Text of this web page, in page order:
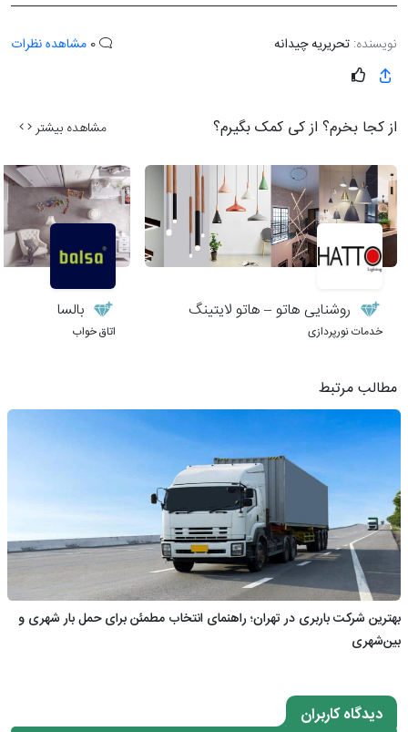
نویسنده: تحریریه چیدانه مشاهده نظرات
از کجا بخرم؟ از کی کمک بگیرم؟ مشاهده بیشتر
روشنایی هاتو – هاتو لایتینگ
خدمات نورپردازی
بالسا
اتاق خواب
مطالب مرتبط
بهترین شرکت باربری در تهران؛ راهنمای انتخاب مطمئن برای حمل بار شهری و
بین‌شهری
دیدگاه کاربران